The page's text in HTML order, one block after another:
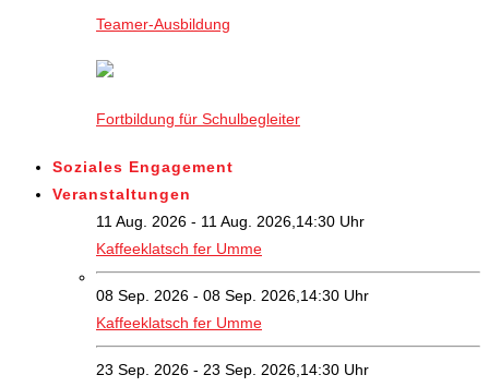
Teamer-Ausbildung
Fortbildung für Schulbegleiter
Soziales Engagement
Veranstaltungen
11 Aug. 2026 - 11 Aug. 2026,14:30 Uhr
Kaffeeklatsch fer Umme
08 Sep. 2026 - 08 Sep. 2026,14:30 Uhr
Kaffeeklatsch fer Umme
23 Sep. 2026 - 23 Sep. 2026,14:30 Uhr